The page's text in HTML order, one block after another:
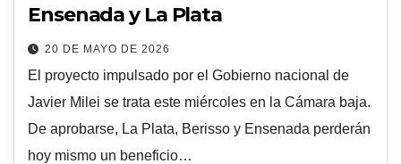
Ensenada y La Plata
20 DE MAYO DE 2026
El proyecto impulsado por el Gobierno nacional de
Javier Milei se trata este miércoles en la Cámara baja.
De aprobarse, La Plata, Berisso y Ensenada perderán
hoy mismo un beneficio…